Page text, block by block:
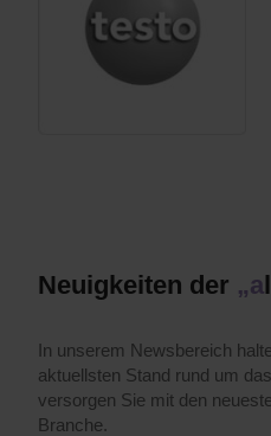
Neuigkeiten der „a
In unserem Newsbereich
aktuellsten Stand rund um
versorgen Sie mit den
Branche.